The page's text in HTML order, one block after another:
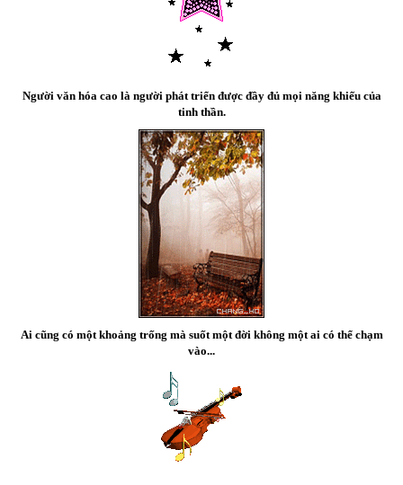
Người văn hóa cao là người phát triển được đầy đủ mọi năng khiếu của
tinh thần.
Ai cũng có một khoảng trống mà suốt một đời không một ai có thể chạm
vào...